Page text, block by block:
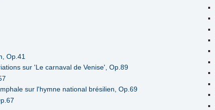
Op.41
sur 'Le carnaval de Venise', Op.89
sur l'hymne national brésilien, Op.69